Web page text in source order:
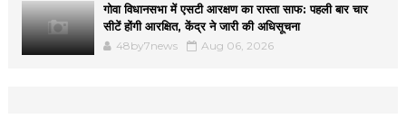
गोवा विधानसभा में एसटी आरक्षण का रास्ता साफ: पहली बार चार
सीटें होंगी आरक्षित, केंद्र ने जारी की अधिसूचना
48by7news Aug 06, 2026